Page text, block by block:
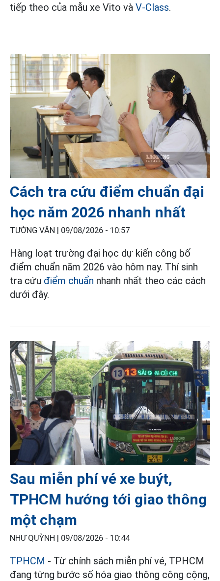
tiếp theo của mẫu xe Vito và V-Class.
Cách tra cứu điểm chuẩn đại
học năm 2026 nhanh nhất
TƯỜNG VÂN | 09/08/2026 - 10:57
Hàng loạt trường đại học dự kiến công bố
điểm chuẩn năm 2026 vào hôm nay. Thí sinh
tra cứu điểm chuẩn nhanh nhất theo các cách
dưới đây.
Sau miễn phí vé xe buýt,
TPHCM hướng tới giao thông
một chạm
NHƯ QUỲNH | 09/08/2026 - 10:44
TPHCM - Từ chính sách miễn phí vé, TPHCM
đang từng bước số hóa giao thông công cộng,